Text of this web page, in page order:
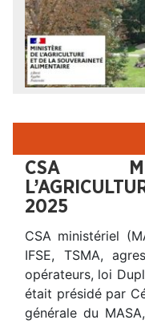
CSA
2025
CSA ministériel
IFSE, TSMA,
opérateurs, loi
était présidé par
générale du